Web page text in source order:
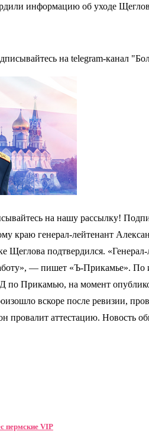
информацию об уходе
на telegram-канал
на нашу рассылку!
краю генерал-лейтенант
Щеглова подтвердился.
— пишет «Ъ-Прикамье». По
Прикамью, на момент
вскоре после ревизии,
провалит аттестацию.
пермские VIP